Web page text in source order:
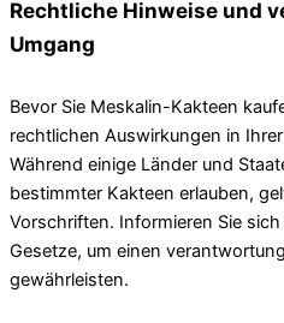
Rechtliche Hinweise und
Umgang
Bevor Sie Meskalin-Kakteen
rechtlichen Auswirkungen in
Während einige Länder und
bestimmter Kakteen erlauben,
Vorschriften. Informieren Sie
Gesetze, um einen
gewährleisten.